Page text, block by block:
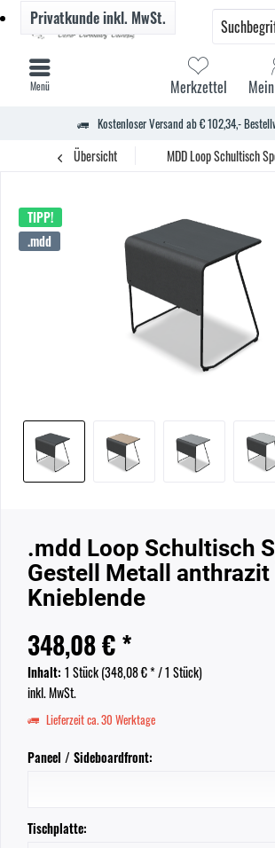
Kostenloser Versand ab € 102,34,-
Merkzettel
Privatkundeinkl. MwSt.
Menü
Übersicht MDD Loop Schultisch
TIPP!
.mdd
.mdd Loop Schultisch
Gestell Metall anthrazit
Knieblende
348,08 € *
Inhalt: 1 Stück (348,08 €* / 1 Stück)
inkl. MwSt.
Lieferzeit ca. 30 Werktage
Paneel / Sideboardfront:
Tischplatte: